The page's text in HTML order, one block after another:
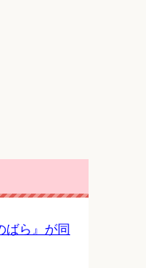
ばら』が同